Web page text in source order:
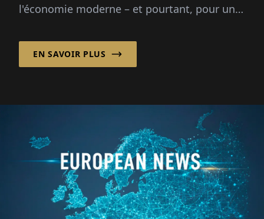
l'économie moderne – et pourtant, pour une
faut des humains...
EN SAVOIR PLUS